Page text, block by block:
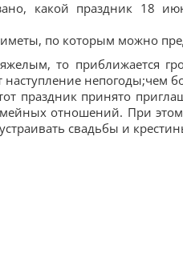
какой праздник 18
по которым можно
то приближается
непогоды;чем
праздник принято
отношений. При
свадьбы и